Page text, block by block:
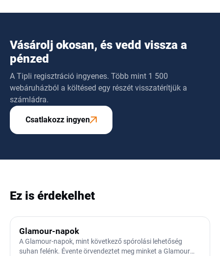
Vásárolj okosan, és vedd vissza a
pénzed
A Tipli regisztráció ingyenes. Több mint 1 500
webáruházból a költésed egy részét visszatérítjük a
számládra.
Csatlakozz ingyen
Ez is érdekelhet
Glamour-napok
A Glamour-napok, mint következő spórolási lehetőség
suhan felénk. Évente örvendeztet meg minket a Glamour